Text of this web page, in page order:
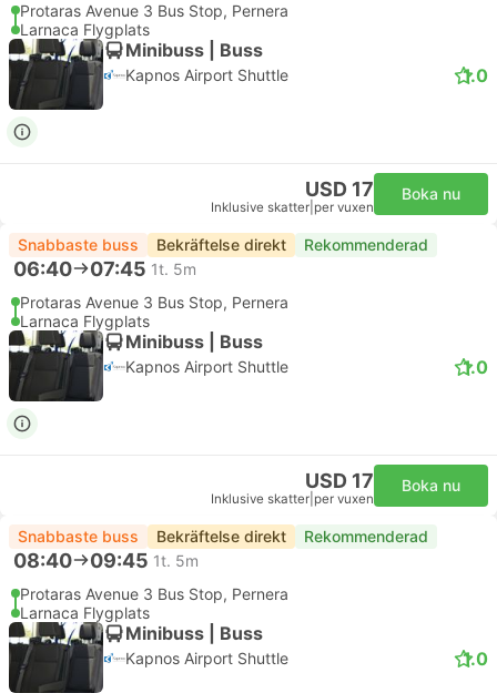
Protaras Avenue 3 Bus Stop, Pernera
Larnaca Flygplats
Minibuss | Buss
Kapnos Airport Shuttle 1.0
USD 17
Inklusive skatter per vuxen
Boka nu
Snabbaste buss Bekräftelse direkt Rekommenderad
06:40 07:45 1t. 5m
Protaras Avenue 3 Bus Stop, Pernera
Larnaca Flygplats
Minibuss | Buss
Kapnos Airport Shuttle 1.0
USD 17
Inklusive skatter per vuxen
Boka nu
Snabbaste buss Bekräftelse direkt Rekommenderad
08:40 09:45 1t. 5m
Protaras Avenue 3 Bus Stop, Pernera
Larnaca Flygplats
Minibuss | Buss
Kapnos Airport Shuttle 1.0